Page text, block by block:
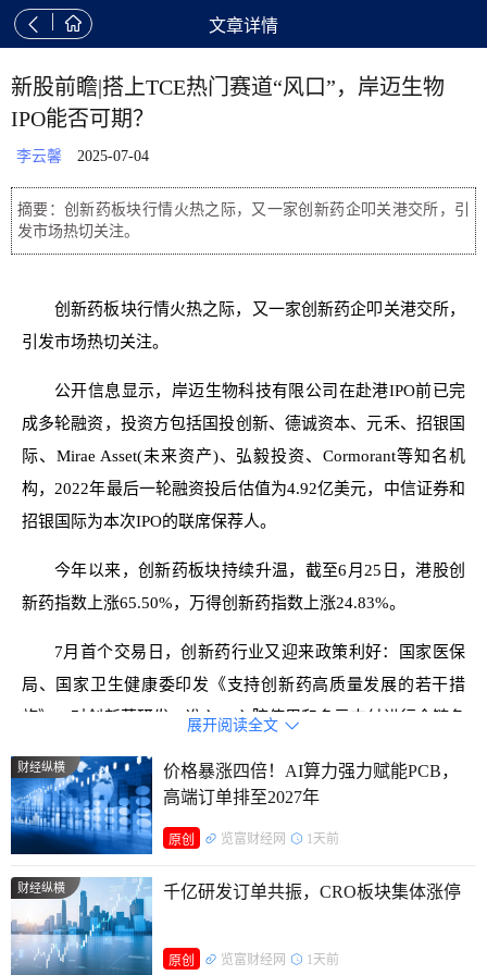
  文章详情
新股前瞻|搭上TCE热门赛道“风口”，岸迈生物
IPO能否可期？
李云馨 2025-07-04
摘要：创新药板块行情火热之际，又一家创新药企叩关港交所，引
发市场热切关注。
创新药板块行情火热之际，又一家创新药企叩关港交所，
引发市场热切关注。
公开信息显示，岸迈生物科技有限公司在赴港IPO前已完
成多轮融资，投资方包括国投创新、德诚资本、元禾、招银国
际、Mirae Asset(未来资产)、弘毅投资、Cormorant等知名机
构，2022年最后一轮融资投后估值为4.92亿美元，中信证券和
招银国际为本次IPO的联席保荐人。
今年以来，创新药板块持续升温，截至6月25日，港股创
新药指数上涨65.50%，万得创新药指数上涨24.83%。
7月首个交易日，创新药行业又迎来政策利好：国家医保
局、国家卫生健康委印发《支持创新药高质量发展的若干措
施》，对创新药研发、准入、入院使用和多元支付进行全链条
保药品目录和商业健康保险创新药品目录等部分。
在行业景气度持续攀升的背景下，岸迈生物此次IPO上市
对外授权收入超4亿 去年扭亏为盈
据招股书显示，岸迈生物是一家处于临床阶段的生物技术
展开阅读全文 
财经纵横
价格暴涨四倍！AI算力强力赋能PCB，
高端订单排至2027年
原创 览富财经网 1天前
财经纵横 千亿研发订单共振，CRO板块集体涨停
原创 览富财经网 1天前